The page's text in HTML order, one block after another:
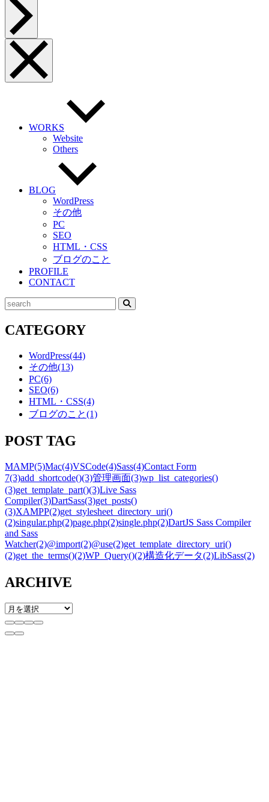
ッ
プ
へ
メ
ー
WORKS
Website
Others
BLOG
WordPress
その他
PC
SEO
HTML・CSS
ブログのこと
PROFILE
CONTACT
検
CATEGORY
WordPress(44)
その他(13)
PC(6)
SEO(6)
HTML・CSS(4)
ブログのこと(1)
POST TAG
MAMP(5)Mac(4)VSCode(4)Sass(4)Contact Form
7(3)add_shortcode()(3)管理画面(3)wp_list_categories()
(3)get_template_part()(3)Live Sass
Compiler(3)DartSass(3)get_posts()
(3)XAMPP(2)get_stylesheet_directory_uri()
(2)singular.php(2)page.php(2)single.php(2)DartJS Sass Compiler
and Sass
Watcher(2)@import(2)@use(2)get_template_directory_uri()
(2)get_the_terms()(2)WP_Query()(2)構造化データ(2)LibSass(2)
ARCHIVE